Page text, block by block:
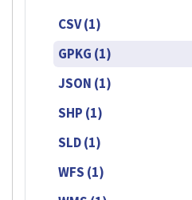
CSV (1)
GPKG (1)
JSON (1)
SHP (1)
SLD (1)
WFS (1)